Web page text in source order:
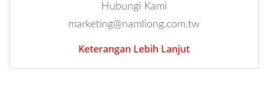
Hubungi Kami
marketing@namliong.com.tw
Keterangan Lebih Lanjut